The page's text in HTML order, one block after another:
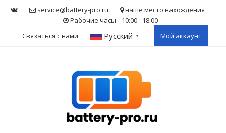
service@battery-pro.ru
наше место нахождения
Рабочие часы --10:00 - 18:00
Связаться с нами
Русский ▼ Мой аккаунт